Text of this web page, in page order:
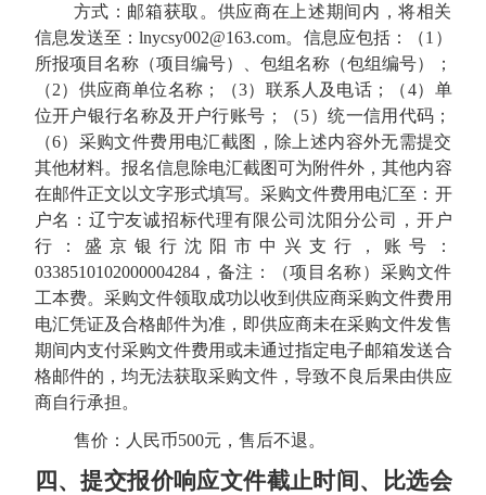
方式：邮箱获取。供应商在上述期间内，将相关
信息发送至：lnycsy002@163.com。信息应包括：（1）
所报项目名称（项目编号）、包组名称（包组编号）；
（2）供应商单位名称；（3）联系人及电话；（4）单
位开户银行名称及开户行账号；（5）统一信用代码；
（6）采购文件费用电汇截图，除上述内容外无需提交
其他材料。报名信息除电汇截图可为附件外，其他内容
在邮件正文以文字形式填写。采购文件费用电汇至：开
户名：辽宁友诚招标代理有限公司沈阳分公司，开户
行：盛京银行沈阳市中兴支行，账号：
0338510102000004284，备注：（项目名称）采购文件
工本费。采购文件领取成功以收到供应商采购文件费用
电汇凭证及合格邮件为准，即供应商未在采购文件发售
期间内支付采购文件费用或未通过指定电子邮箱发送合
格邮件的，均无法获取采购文件，导致不良后果由供应
商自行承担。
售价：人民币500元，售后不退。
四、提交报价响应文件截止时间、比选会